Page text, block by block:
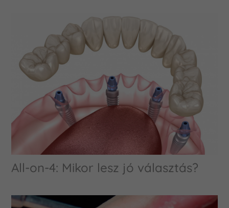
Fogbeültetés után mire figyeljünk?